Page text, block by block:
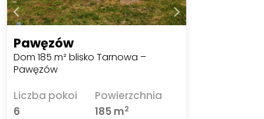
Pawęzów
Dom 185 m² blisko Tarnowa –
Pawęzów
Liczba pokoi
6
Powierzchnia
185 m2